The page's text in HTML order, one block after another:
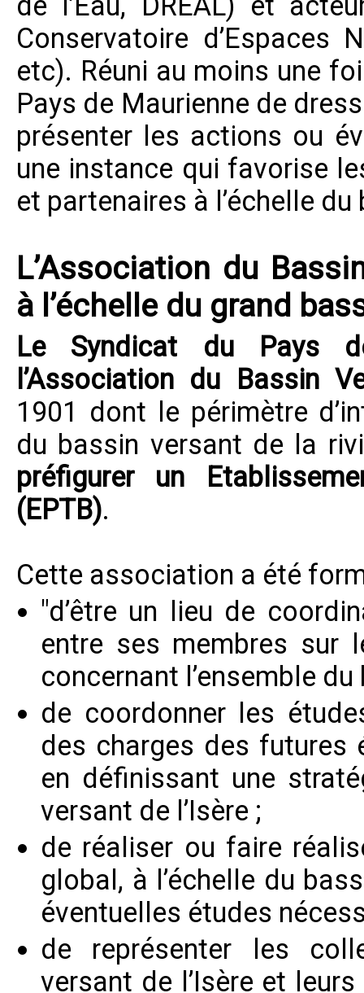
Conservatoire d’Espaces
etc). Réuni au moins une
Pays de Mauriennede
présenter les actions ou
une instance qui favorise
et partenaires à l’échelle du
L’Association du
à l’échelle du grand
Le Syndicat du Pays
l’Association du Bassin
1901 dont le périmètre
du bassin versant de la
préfigurer un
(EPTB).
Cette association a été
"d’être un lieu de
entre ses membres sur
concernant l’ensemble
de coordonner les
des charges des futures
en définissant une
versant de l’Isère ;
de réaliser ou faire
global, à l’échelle du
éventuelles études
de représenter les
versant de l’Isère et